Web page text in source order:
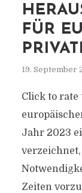
FÜR
19. September
Click to rate
Jahr 2023
Zeiten